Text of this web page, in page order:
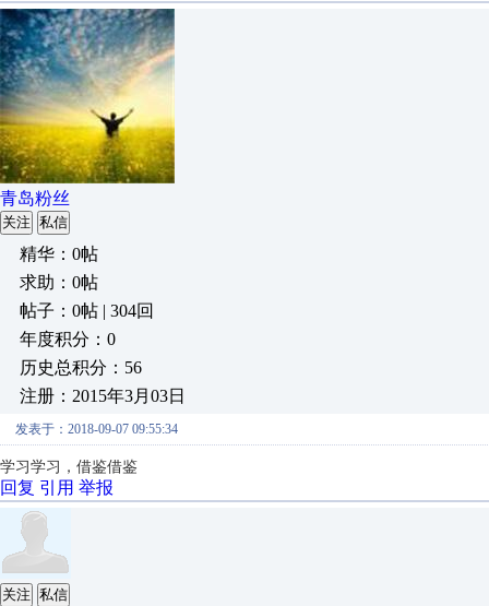
青岛粉丝
关注 私信
精华：0帖
求助：0帖
帖子：0帖 | 304回
年度积分：0
历史总积分：56
注册：2015年3月03日
发表于：2018-09-07 09:55:34
学习学习，借鉴借鉴
回复 引用 举报
关注 私信